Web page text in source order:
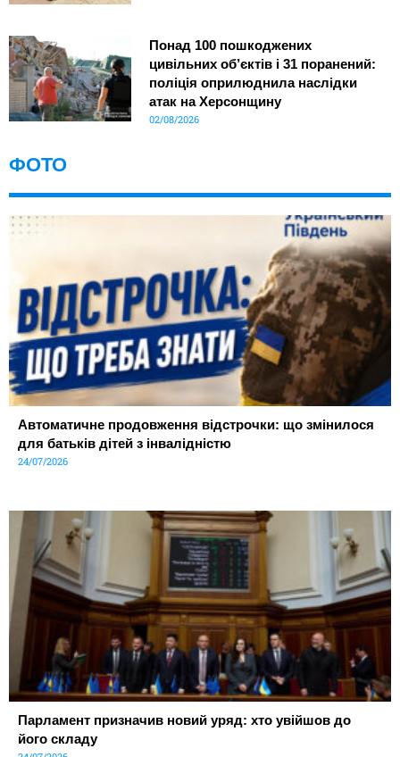
Понад 100 пошкоджених
цивільних об’єктів і 31 поранений:
поліція оприлюднила наслідки
атак на Херсонщину
02/08/2026
ФОТО
Автоматичне продовження відстрочки: що змінилося
для батьків дітей з інвалідністю
24/07/2026
Парламент призначив новий уряд: хто увійшов до
його складу